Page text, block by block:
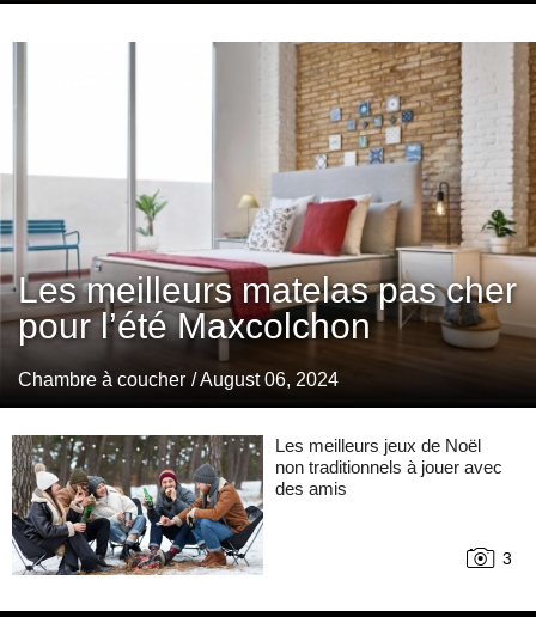
Les meilleurs matelas pas cher
pour l’été Maxcolchon
Chambre à coucher / August 06, 2024
Les meilleurs jeux de Noël
non traditionnels à jouer avec
des amis
3